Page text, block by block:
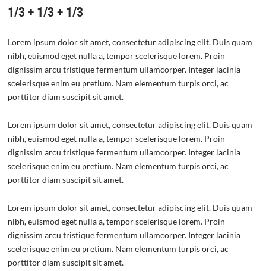
1/3 + 1/3 + 1/3
Lorem ipsum dolor sit amet, consectetur adipiscing elit. Duis quam
nibh, euismod eget nulla a, tempor scelerisque lorem. Proin
dignissim arcu tristique fermentum ullamcorper. Integer lacinia
scelerisque enim eu pretium. Nam elementum turpis orci, ac
porttitor diam suscipit sit amet.
Lorem ipsum dolor sit amet, consectetur adipiscing elit. Duis quam
nibh, euismod eget nulla a, tempor scelerisque lorem. Proin
dignissim arcu tristique fermentum ullamcorper. Integer lacinia
scelerisque enim eu pretium. Nam elementum turpis orci, ac
porttitor diam suscipit sit amet.
Lorem ipsum dolor sit amet, consectetur adipiscing elit. Duis quam
nibh, euismod eget nulla a, tempor scelerisque lorem. Proin
dignissim arcu tristique fermentum ullamcorper. Integer lacinia
scelerisque enim eu pretium. Nam elementum turpis orci, ac
porttitor diam suscipit sit amet.